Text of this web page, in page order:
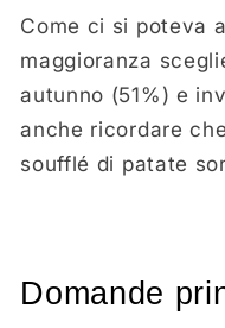
Come ci si poteva
maggioranza
autunno (51%) e
anche ricordare
soufflé di patate
Domande